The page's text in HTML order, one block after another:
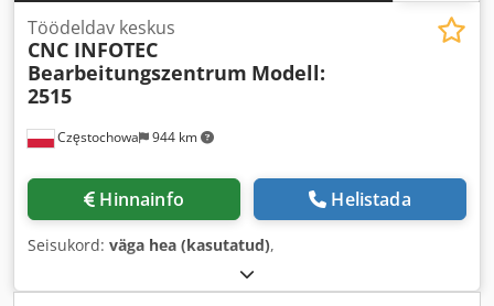
Częstochowa 944 km
Töödeldav keskus
CNC INFOTEC
Bearbeitungszentrum Modell:
2515
Hinnainfo Helistada
Seisukord: väga hea (kasutatud),